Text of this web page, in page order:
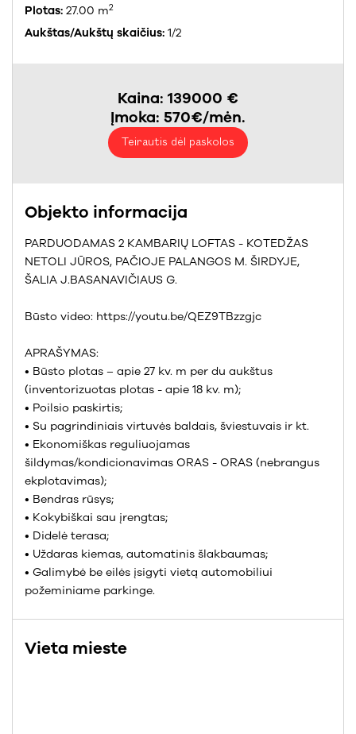
Plotas: 27.00 m2
Aukštas/Aukštų skaičius: 1/2
Kaina: 139000 €
Įmoka: 570€/mėn.
Teirautis dėl paskolos
Objekto informacija
PARDUODAMAS 2 KAMBARIŲ LOFTAS - KOTEDŽAS
NETOLI JŪROS, PAČIOJE PALANGOS M. ŠIRDYJE,
ŠALIA J.BASANAVIČIAUS G.
Būsto video: https://youtu.be/QEZ9TBzzgjc
APRAŠYMAS:
• Būsto plotas – apie 27 kv. m per du aukštus
(inventorizuotas plotas - apie 18 kv. m);
• Poilsio paskirtis;
• Su pagrindiniais virtuvės baldais, šviestuvais ir kt.
• Ekonomiškas reguliuojamas
šildymas/kondicionavimas ORAS - ORAS (nebrangus
ekplotavimas);
• Bendras rūsys;
• Kokybiškai sau įrengtas;
• Didelė terasa;
• Uždaras kiemas, automatinis šlakbaumas;
• Galimybė be eilės įsigyti vietą automobiliui
požeminiame parkinge.
Vieta mieste